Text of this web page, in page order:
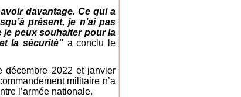
davantage. Ce qui a
présent, je n’ai pas
je peux souhaiter pour la
la sécurité" a conclu le
décembre 2022 et janvier
militaire n’a
l’armée nationale.